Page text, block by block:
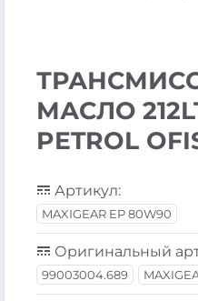
МАСЛО
PETROL
Артикул:
MAXIGEAR EP 80W90
Оригинальный
99003004.689